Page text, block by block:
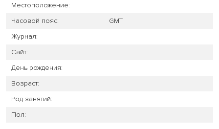
Местоположение:
Часовой пояс:
GMT
Журнал:
Сайт:
День рождения:
Возраст:
Род занятий:
Пол: